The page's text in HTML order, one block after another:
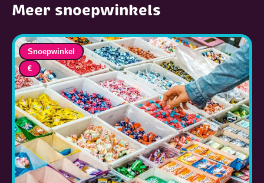
Meer snoepwinkels
Snoepwinkel
€